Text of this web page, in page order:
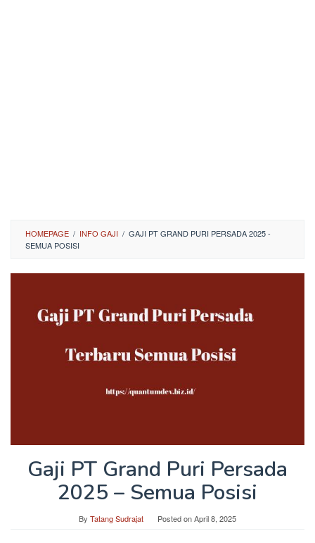
HOMEPAGE / INFO GAJI / GAJI PT GRAND PURI PERSADA 2025 -
SEMUA POSISI
Gaji PT Grand Puri Persada
2025 – Semua Posisi
By Tatang Sudrajat Posted onApril 8, 2025